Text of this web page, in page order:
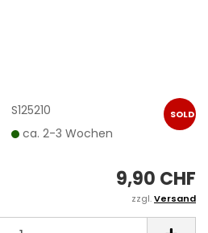
SOLD
S125210
ca. 2-3 Wochen
9,90 CHF
zzgl.Versand